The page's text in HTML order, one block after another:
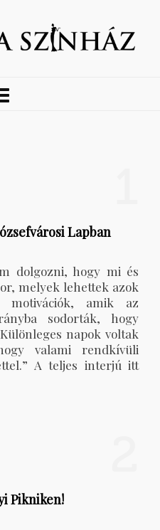
Lapban
dolgozni, hogy mi és
melyek lehettek azok
motivációk, amik az
sodorták, hogy
napok voltak
valami rendkívüli
A teljes interjú itt
Pikniken!